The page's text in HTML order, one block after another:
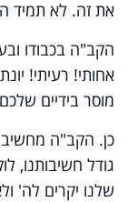
את זה. לא תמיד
הקב"ה בכבודו
אחותי! רעיתי!
מוסר בידיים
כן. הקב"ה מחשיב
גודל חשיבותנו,
שלנו יקרים לה'